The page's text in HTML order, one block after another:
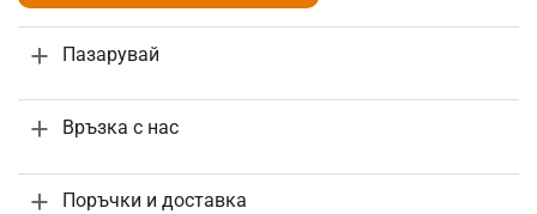
Пазарувай
Връзка с нас
Поръчки и доставка